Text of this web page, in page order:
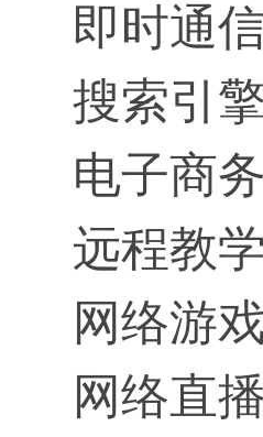
即时通
搜索引
电子商
远程教
网络游
网络直